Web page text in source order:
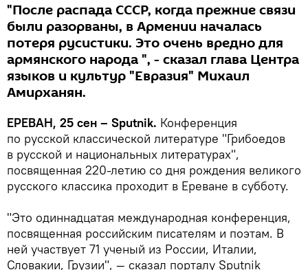
"После распада СССР, когда прежние связи
были разорваны, в Армении началась
потеря русистики. Это очень вредно для
армянского народа ", - сказал глава Центра
языков и культур "Евразия" Михаил
Амирханян.
ЕРЕВАН, 25 сен – Sputnik. Конференция
по русской классической литературе "Грибоедов
в русской и национальных литературах",
посвященная 220-летию со дня рождения великого
русского классика проходит в Ереване в субботу.
"Это одиннадцатая международная конференция,
посвященная российским писателям и поэтам. В
ней участвует 71 ученый из России, Италии,
Словакии, Грузии", — сказал порталу Sputnik